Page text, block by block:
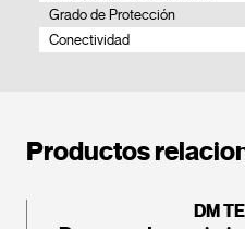
Grado de Protección
Conectividad
Productos
DM